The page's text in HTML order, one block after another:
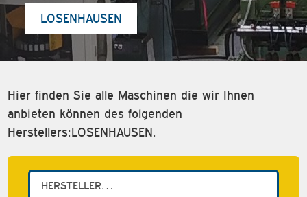
LOSENHAUSEN
Hier finden Sie alle Maschinen die wir Ihnen
anbieten können des folgenden
Herstellers:LOSENHAUSEN.